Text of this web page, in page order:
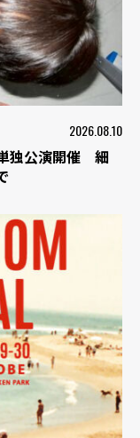
2026.08.10
独公演開催 細